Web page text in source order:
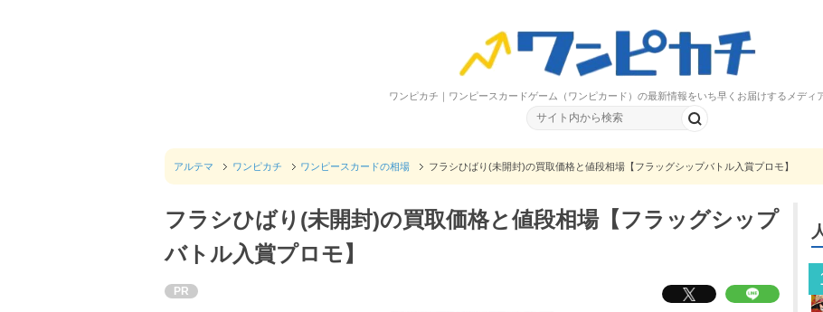
ワンピカチ｜ワンピースカードゲーム（ワンピカード）の最新情報をいち早くお届けするメディ
アルテマ ワンピカチ ワンピースカードの相場 フラシひばり(未開封)の買取価格と値段相場【フラッグシップバトル入賞プロモ】
フラシひばり(未開封)の買取価格と値段相場【フラッグシップ
バトル入賞プロモ】
PR